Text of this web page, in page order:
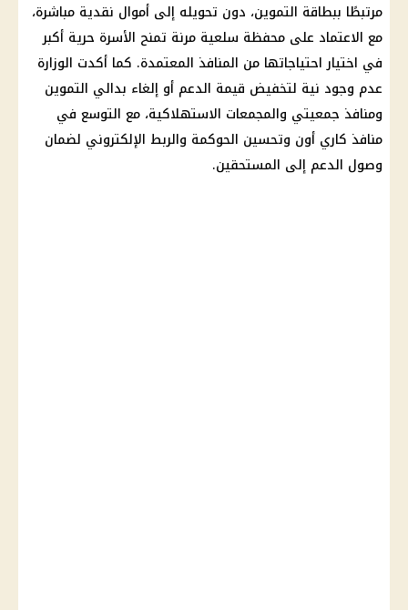
مرتبطًا ببطاقة التموين، دون تحويله إلى أموال نقدية مباشرة،
مع الاعتماد على محفظة سلعية مرنة تمنح الأسرة حرية أكبر
في اختيار احتياجاتها من المنافذ المعتمدة. كما أكدت الوزارة
عدم وجود نية لتخفيض قيمة الدعم أو إلغاء بدالي التموين
ومنافذ جمعيتي والمجمعات الاستهلاكية، مع التوسع في
منافذ كاري أون وتحسين الحوكمة والربط الإلكتروني لضمان
وصول الدعم إلى المستحقين.